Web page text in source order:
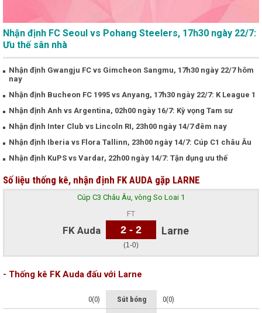
Nhận định FC Seoul vs Pohang Steelers, 17h30 ngày 22/7:
Ưu thế sân nhà
Nhận định Gwangju FC vs Gimcheon Sangmu, 17h30 ngày 22/7 hôm
nay
Nhận định Bucheon FC 1995 vs Anyang, 17h30 ngày 22/7: K League 1
Nhận định Anh vs Argentina, 02h00 ngày 16/7: Kỳ vọng Tam sư
Nhận định Inter Club vs Lincoln RI, 23h00 ngày 14/7 đêm nay
Nhận định Iberia vs Flora Tallinn, 23h00 ngày 14/7: Cúp C1 châu Âu
Nhận định KuPS vs Vardar, 22h00 ngày 14/7: Tận dụng ưu thế
Số liệu thống kê, nhận định FK AUDA gặp LARNE
Cúp C3 Châu Âu, vòng So Loai 1
FK Auda
FT
2 - 2
(1-0)
Larne
- Thống kê FK Auda đấu với Larne
0(0) Sút bóng 0(0)